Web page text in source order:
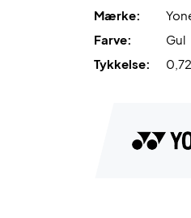
Durability (Holdbarhed): 7/10
Shock Absorption
Mærke:
Farve:
Gul
Tykkelse: